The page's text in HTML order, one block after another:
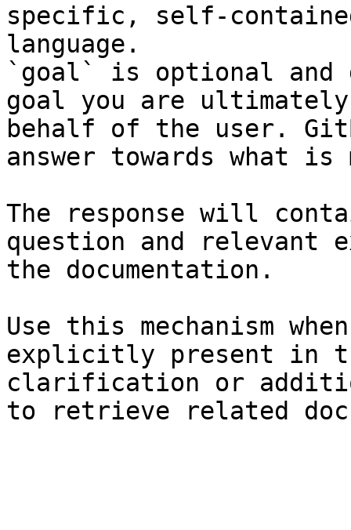
specific, self-
language.
`goal` is optional and
goal you are
behalf of the user.
answer towards what
The response will
question and relevant
the documentation.
Use this mechanism
explicitly present in
clarification or